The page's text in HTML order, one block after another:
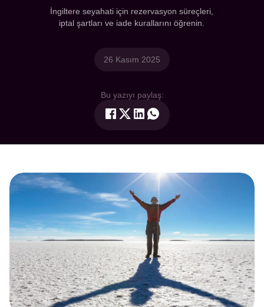
İngiltere seyahati için rezervasyon süreçleri,
iptal şartları ve iade kurallarını öğrenin.
26 Kasım 2025
Bu yazıyı paylaş: